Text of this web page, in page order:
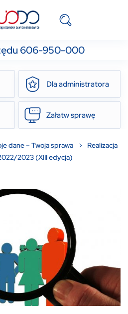
606-950-000
Dla administratora
Załatw sprawę
dane – Twoja sprawa
Realizacja
2023 (XIII edycja)